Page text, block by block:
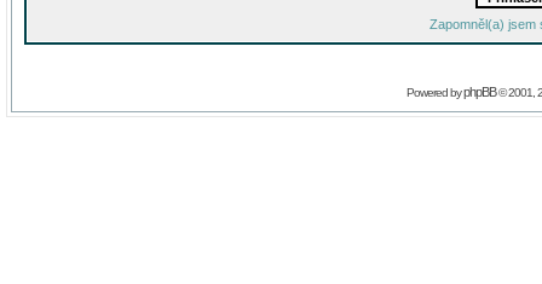
Zapomněl(a) jsem
Powered byphpBB© 2001,